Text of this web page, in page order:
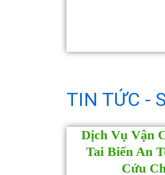
TIN TỨC -
Dịch Vụ Vận
Tai Biến An
Cứu